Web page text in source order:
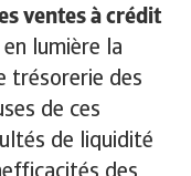
ventes à crédit
lumière la
trésorerie des
de ces
de liquidité